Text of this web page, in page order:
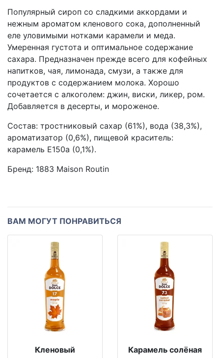
Популярный сироп со сладкими аккордами и
нежным ароматом кленового сока, дополненный
еле уловимыми нотками карамели и меда.
Умеренная густота и оптимальное содержание
сахара. Предназначен прежде всего для кофейных
напитков, чая, лимонада, смузи, а также для
продуктов с содержанием молока. Хорошо
сочетается с алкоголем: джин, виски, ликер, ром.
Добавляется в десерты, и мороженое.
Состав: тростниковый сахар (61%), вода (38,3%),
ароматизатор (0,6%), пищевой краситель:
карамель Е150а (0,1%).
Бренд: 1883 Maison Routin
ВАМ МОГУТ ПОНРАВИТЬСЯ
Кленовый Карамель солёная